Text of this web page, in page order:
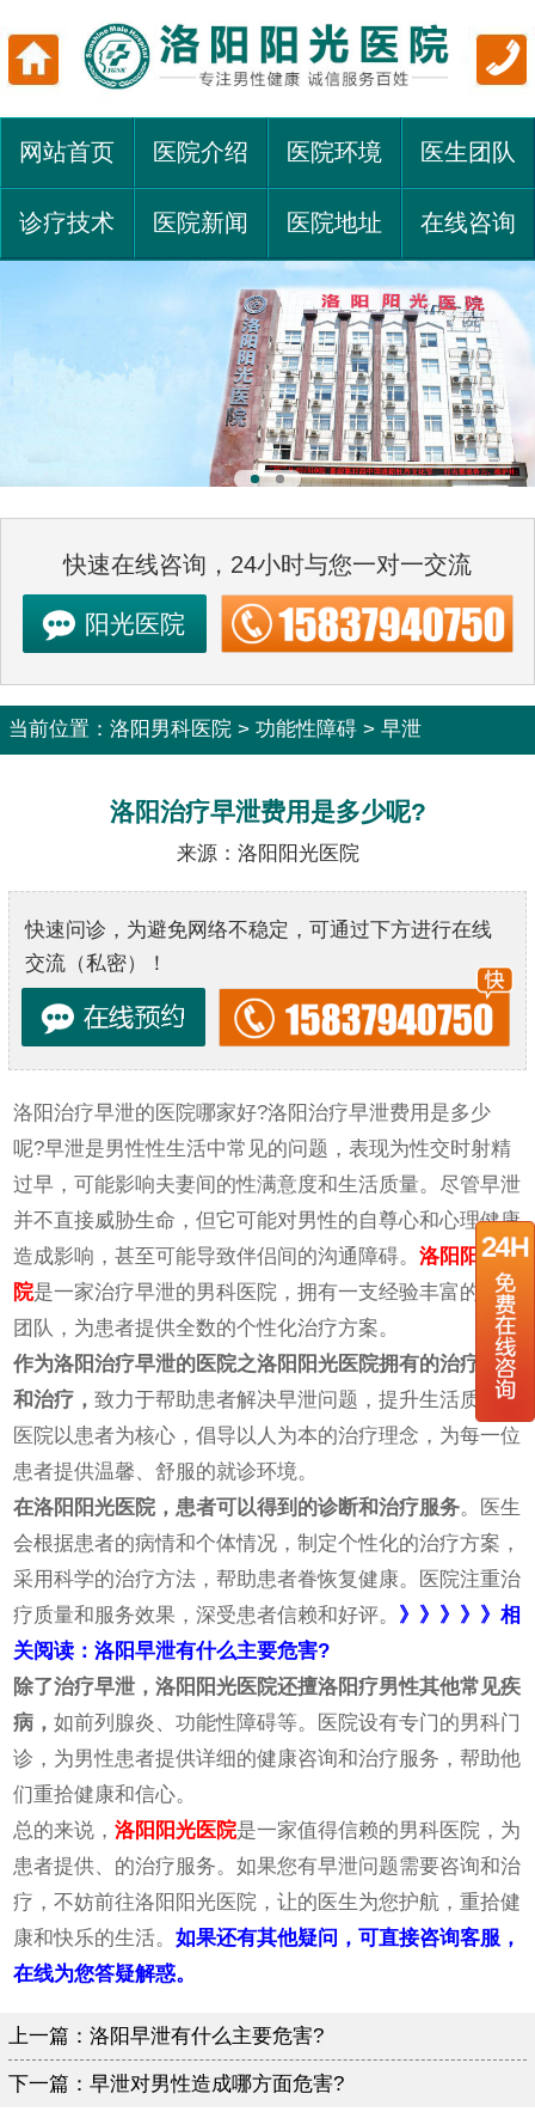
网站首页 医院介绍 医院环境 医生团队
诊疗技术 医院新闻 医院地址 在线咨询
快速在线咨询，24小时与您一对一交流
阳光医院
当前位置： 洛阳男科医院 > 功能性障碍 > 早泄
洛阳治疗早泄费用是多少呢?
来源：洛阳阳光医院
快速问诊，为避免网络不稳定，可通过下方进行在线
交流（私密）！
洛阳治疗早泄的医院哪家好?洛阳治疗早泄费用是多少
呢?早泄是男性性生活中常见的问题，表现为性交时射精
过早，可能影响夫妻间的性满意度和生活质量。尽管早泄
并不直接威胁生命，但它可能对男性的自尊心和心理健康
造成影响，甚至可能导致伴侣间的沟通障碍。洛阳阳光医
院是一家治疗早泄的男科医院，拥有一支经验丰富的治疗
团队，为患者提供全数的个性化治疗方案。
作为洛阳治疗早泄的医院之洛阳阳光医院拥有的治疗设备
和治疗，致力于帮助患者解决早泄问题，提升生活质量。
医院以患者为核心，倡导以人为本的治疗理念，为每一位
患者提供温馨、舒服的就诊环境。
在洛阳阳光医院，患者可以得到的诊断和治疗服务。医生
会根据患者的病情和个体情况，制定个性化的治疗方案，
采用科学的治疗方法，帮助患者眷恢复健康。医院注重治
疗质量和服务效果，深受患者信赖和好评。 》》》》》相
关阅读：洛阳早泄有什么主要危害?
除了治疗早泄，洛阳阳光医院还擅洛阳疗男性其他常见疾
病，如前列腺炎、功能性障碍等。医院设有专门的男科门
诊，为男性患者提供详细的健康咨询和治疗服务，帮助他
们重拾健康和信心。
总的来说，洛阳阳光医院是一家值得信赖的男科医院，为
患者提供、的治疗服务。如果您有早泄问题需要咨询和治
疗，不妨前往洛阳阳光医院，让的医生为您护航，重拾健
康和快乐的生活。如果还有其他疑问，可直接咨询客服，
在线为您答疑解惑。
上一篇： 洛阳早泄有什么主要危害?
下一篇： 早泄对男性造成哪方面危害?